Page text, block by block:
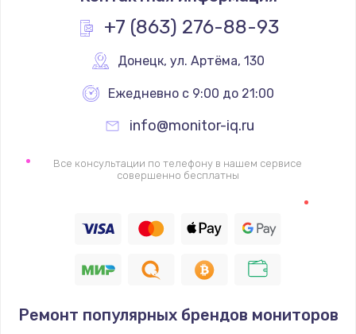
Заказать
Заказать
2150 руб.
Замена термодатчика
1360 руб.
Заказать
Восстановление после попадания влаги
+7 (863) 276-88-93
Донецк, ул. Артёма, 130
Ежедневно с 9:00 до 21:00
info@monitor-iq.ru
Все консультации по телефону в нашем сервисе
совершенно бесплатны
Ремонт популярных брендов мониторов